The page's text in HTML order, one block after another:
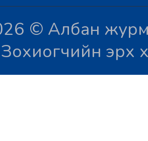
© Албан
Зохиогчийн эрх